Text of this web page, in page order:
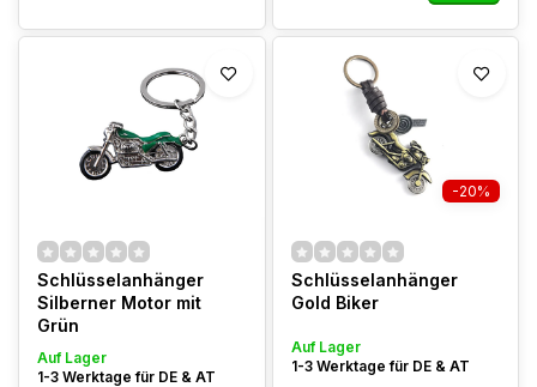
Schlüsselanhänger
Silberner Motor mit
Grün
Auf Lager
1-3 Werktage für DE & AT
-20%
Schlüsselanhänger
Gold Biker
Auf Lager
1-3 Werktage für DE & AT